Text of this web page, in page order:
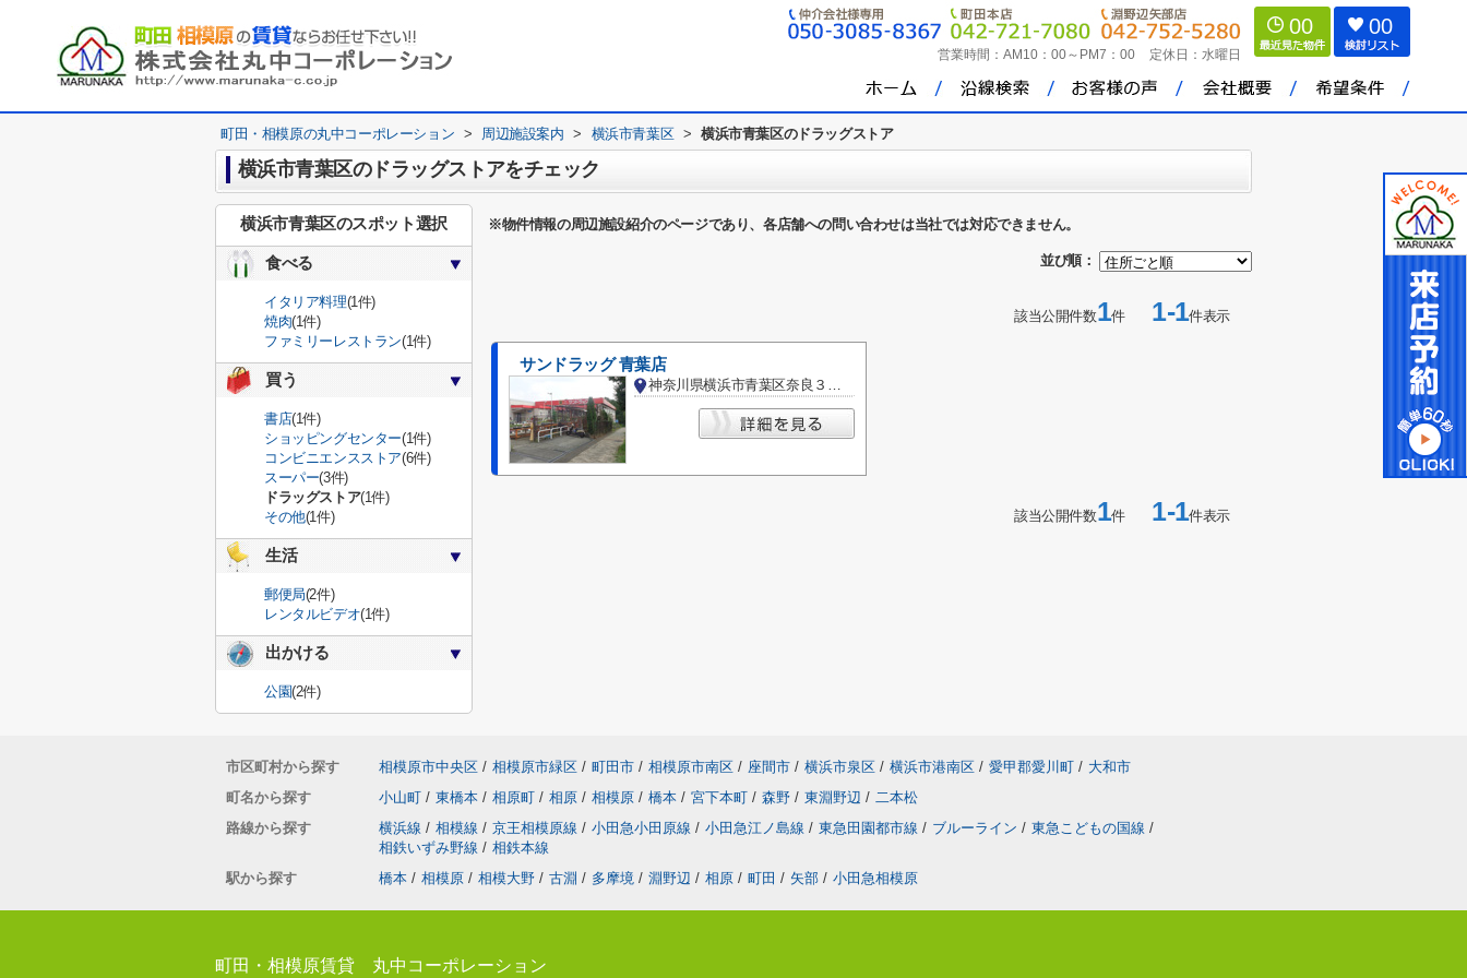
営業時間： AM10：00～PM7：00 定休日： 水曜日
00 00
町田・相模原の丸中コーポレーション > 周辺施設案内 > 横浜市青葉区 > 横浜市青葉区のドラッグストア
横浜市青葉区のドラッグストアをチェック
※物件情報の周辺施設紹介のページであり、各店舗への問い合わせは当社では対応できません。
並び順：
該当公開件数1件1-1件表示
サンドラッグ 青葉店
神奈川県横浜市青葉区奈良３丁目
該当公開件数1件1-1件表示
横浜市青葉区のスポット選択
食べる
イタリア料理(1件)
焼肉(1件)
ファミリーレストラン(1件)
買う
書店(1件)
ショッピングセンター(1件)
コンビニエンスストア(6件)
スーパー(3件)
ドラッグストア(1件)
その他(1件)
生活
郵便局(2件)
レンタルビデオ(1件)
出かける
公園(2件)
市区町村から探す 相模原市中央区 / 相模原市緑区 / 町田市 / 相模原市南区 / 座間市 / 横浜市泉区 / 横浜市港南区 / 愛甲郡愛川町 / 大和市
町名から探す
小山町 / 東橋本 / 相原町 / 相原 / 相模原 / 橋本 / 宮下本町 / 森野 / 東淵野辺 / 二本松
路線から探す
横浜線 / 相模線 / 京王相模原線 / 小田急小田原線 / 小田急江ノ島線 / 東急田園都市線 / ブルーライン / 東急こどもの国線 /
相鉄いずみ野線 / 相鉄本線
駅から探す
橋本 / 相模原 / 相模大野 / 古淵 / 多摩境 / 淵野辺 / 相原 / 町田 / 矢部 / 小田急相模原
町田・相模原賃貸 丸中コーポレーション